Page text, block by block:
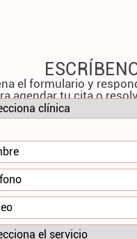
el formulario y
agendar tu cita o